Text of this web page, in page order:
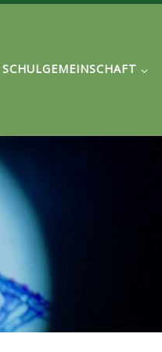
SCHULGEMEINSCHAFT